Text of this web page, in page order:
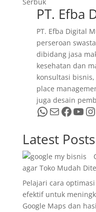
PT. Efba
PT. Efba Digital
perseroan
dibidang jasa
kesehatan dan
konsultasi
place
juga desain
WhatsApp Mail Facebook YouTube Instagram
Latest Posts
agar Toko Mudah
Pelajari cara
efektif untuk
Google Maps dan